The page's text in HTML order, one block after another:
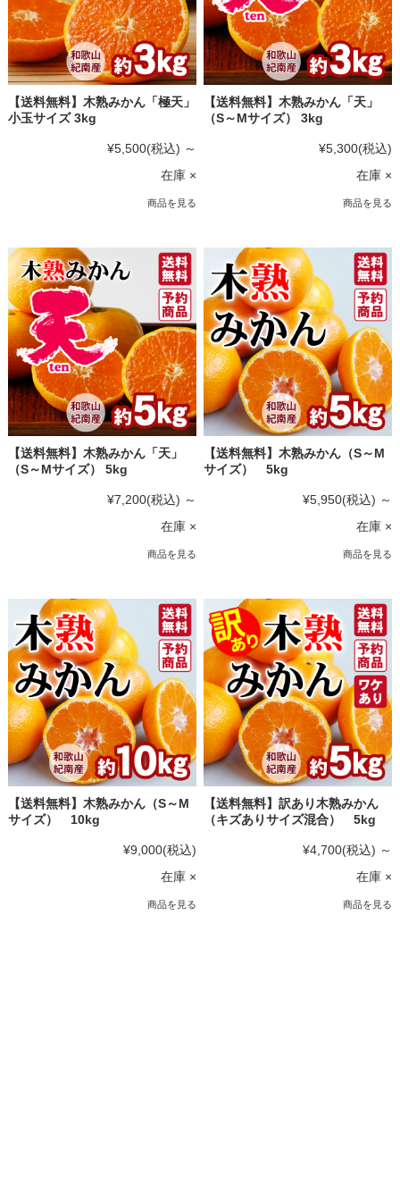
【送料無料】木熟みかん「極天」
小玉サイズ 3kg
¥5,500(税込) ～
在庫 ×
商品を見る
【送料無料】木熟みかん「天」
（S～Mサイズ） 3kg
¥5,300(税込)
在庫 ×
商品を見る
【送料無料】木熟みかん「天」
（S～Mサイズ） 5kg
¥7,200(税込) ～
在庫 ×
商品を見る
【送料無料】木熟みかん（S～M
サイズ） 5kg
¥5,950(税込) ～
在庫 ×
商品を見る
【送料無料】木熟みかん（S～M
サイズ） 10kg
¥9,000(税込)
在庫 ×
商品を見る
【送料無料】訳あり木熟みかん
（キズありサイズ混合） 5kg
¥4,700(税込) ～
在庫 ×
商品を見る